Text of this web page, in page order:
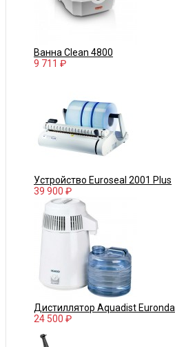
Ванна Clean 4800
9 711 ₽
Устройство Euroseal 2001 Plus
39 900 ₽
Дистиллятор Aquadist Euronda
24 500 ₽